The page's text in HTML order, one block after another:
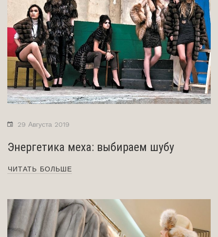
29 Августа 2019
Энергетика меха: выбираем шубу
ЧИТАТЬ БОЛЬШЕ